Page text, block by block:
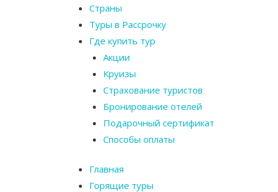
Страны
Туры в Рассрочку
Где купить тур
Акции
Круизы
Страхование туристов
Бронирование отелей
Подарочный сертификат
Способы оплаты
Главная
Горящие туры